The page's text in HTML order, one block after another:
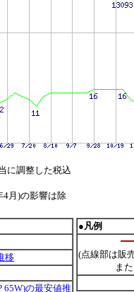
に調整した税込
月)の影響は除
移
65W)の最安値推
●凡例
(点線部は販
ま